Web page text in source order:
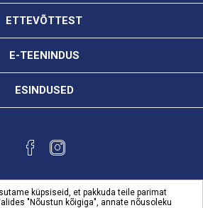
ETTEVÕTTEST
E-TEENINDUS
ESINDUSED
küpsiseid, et pakkuda teile parimat
"Nõustun kõigiga", annate nõusoleku